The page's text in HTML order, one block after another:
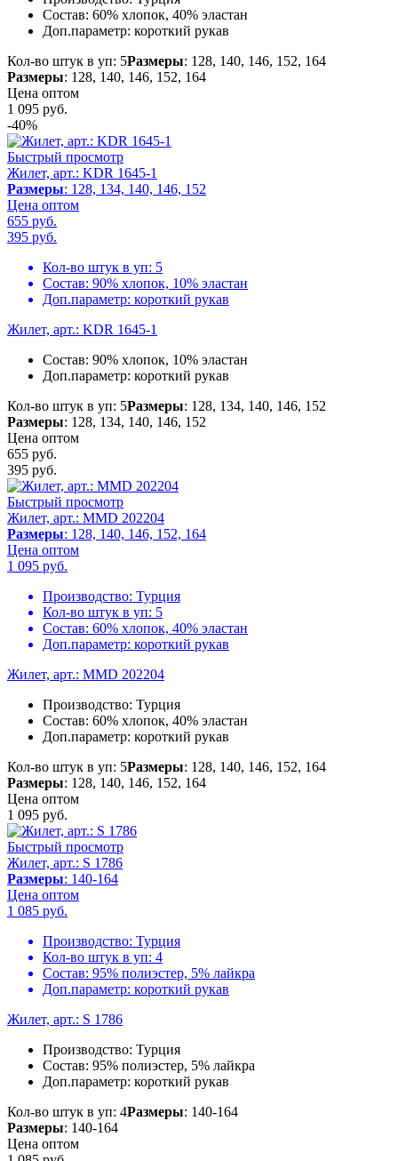
Состав: 60% хлопок, 40% эластан
Доп.параметр: короткий рукав
Кол-во штук в уп: 5Размеры: 128, 140, 146, 152, 164
Размеры: 128, 140, 146, 152, 164
Цена оптом
1 095 руб.
-40%
Быстрый просмотр
Жилет, арт.: KDR 1645-1
Размеры: 128, 134, 140, 146, 152
Цена оптом
655 руб.
395 руб.
Кол-во штук в уп: 5
Состав: 90% хлопок, 10% эластан
Доп.параметр: короткий рукав
Жилет, арт.: KDR 1645-1
Состав: 90% хлопок, 10% эластан
Доп.параметр: короткий рукав
Кол-во штук в уп: 5Размеры: 128, 134, 140, 146, 152
Размеры: 128, 134, 140, 146, 152
Цена оптом
655 руб.
395 руб.
Быстрый просмотр
Жилет, арт.: MMD 202204
Размеры: 128, 140, 146, 152, 164
Цена оптом
1 095 руб.
Производство: Турция
Кол-во штук в уп: 5
Состав: 60% хлопок, 40% эластан
Доп.параметр: короткий рукав
Жилет, арт.: MMD 202204
Производство: Турция
Состав: 60% хлопок, 40% эластан
Доп.параметр: короткий рукав
Кол-во штук в уп: 5Размеры: 128, 140, 146, 152, 164
Размеры: 128, 140, 146, 152, 164
Цена оптом
1 095 руб.
Быстрый просмотр
Жилет, арт.: S 1786
Размеры: 140-164
Цена оптом
1 085 руб.
Производство: Турция
Кол-во штук в уп: 4
Состав: 95% полиэстер, 5% лайкра
Доп.параметр: короткий рукав
Жилет, арт.: S 1786
Производство: Турция
Состав: 95% полиэстер, 5% лайкра
Доп.параметр: короткий рукав
Кол-во штук в уп: 4Размеры: 140-164
Размеры: 140-164
Цена оптом